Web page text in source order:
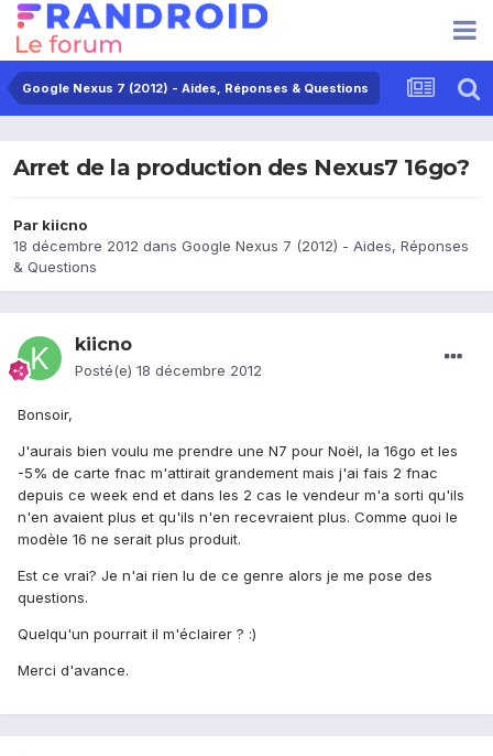
Google Nexus 7 (2012) - Aides, Réponses & Questions
Arret de la production des Nexus7 16go?
Par kiicno
18 décembre 2012 dans Google Nexus 7 (2012) - Aides, Réponses
& Questions
kiicno
Posté(e) 18 décembre 2012
Bonsoir,
J'aurais bien voulu me prendre une N7 pour Noël, la 16go et les
-5% de carte fnac m'attirait grandement mais j'ai fais 2 fnac
depuis ce week end et dans les 2 cas le vendeur m'a sorti qu'ils
n'en avaient plus et qu'ils n'en recevraient plus. Comme quoi le
modèle 16 ne serait plus produit.
Est ce vrai? Je n'ai rien lu de ce genre alors je me pose des
questions.
Quelqu'un pourrait il m'éclairer ? :)
Merci d'avance.